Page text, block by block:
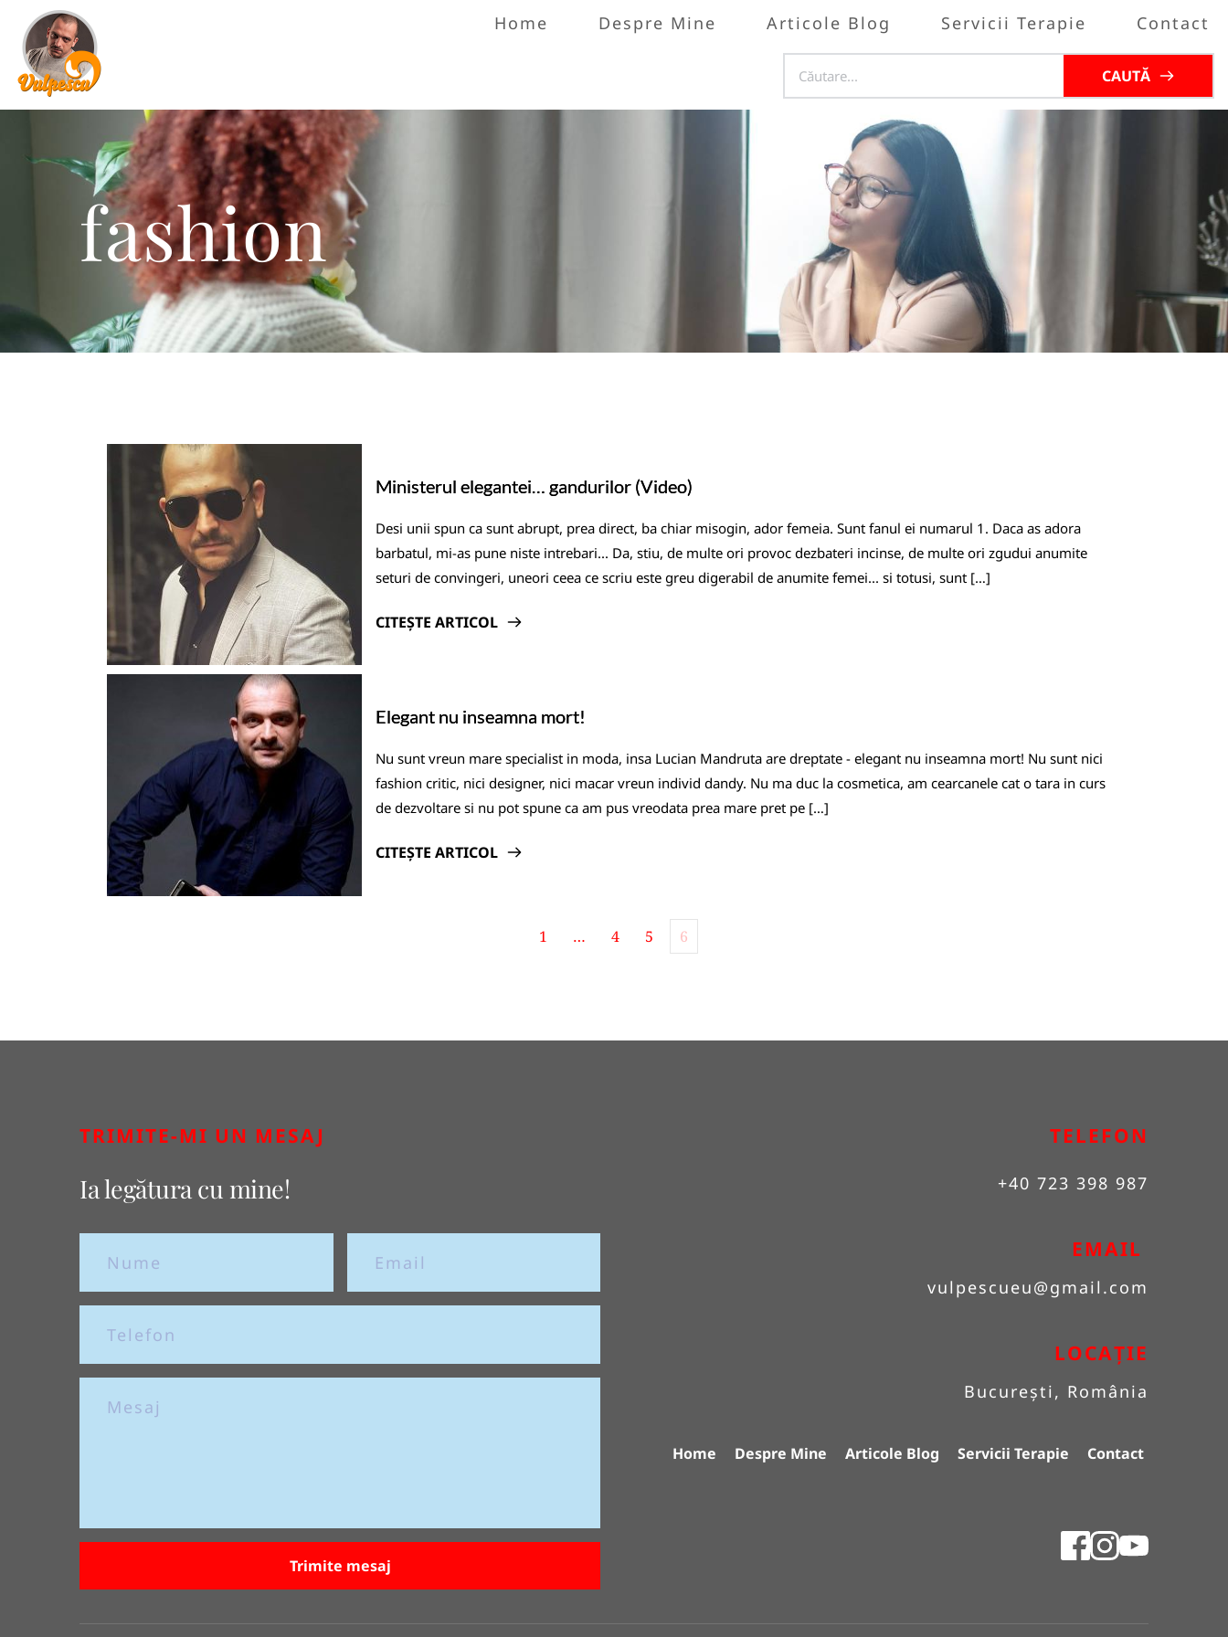
Home Despre Mine Articole Blog Servicii Terapie Contact
CAUTĂ
fashion
Ministerul elegantei… gandurilor (Video)
Desi unii spun ca sunt abrupt, prea direct, ba chiar misogin, ador femeia. Sunt fanul ei numarul 1. Daca as adora
barbatul, mi-as pune niste intrebari... Da, stiu, de multe ori provoc dezbateri incinse, de multe ori zgudui anumite
seturi de convingeri, uneori ceea ce scriu este greu digerabil de anumite femei... si totusi, sunt […]
CITEȘTE ARTICOL
Elegant nu inseamna mort!
Nu sunt vreun mare specialist in moda, insa Lucian Mandruta are dreptate - elegant nu inseamna mort! Nu sunt nici
fashion critic, nici designer, nici macar vreun individ dandy. Nu ma duc la cosmetica, am cearcanele cat o tara in curs
de dezvoltare si nu pot spune ca am pus vreodata prea mare pret pe […]
CITEȘTE ARTICOL
1 … 4 5 6
TRIMITE-MI UN MESAJ
Ia legătura cu mine!
Trimite mesaj
TELEFON
+40 723 398 987
EMAIL
vulpescueu@gmail.com
LOCAȚIE
București, România
Home Despre Mine Articole Blog Servicii Terapie Contact